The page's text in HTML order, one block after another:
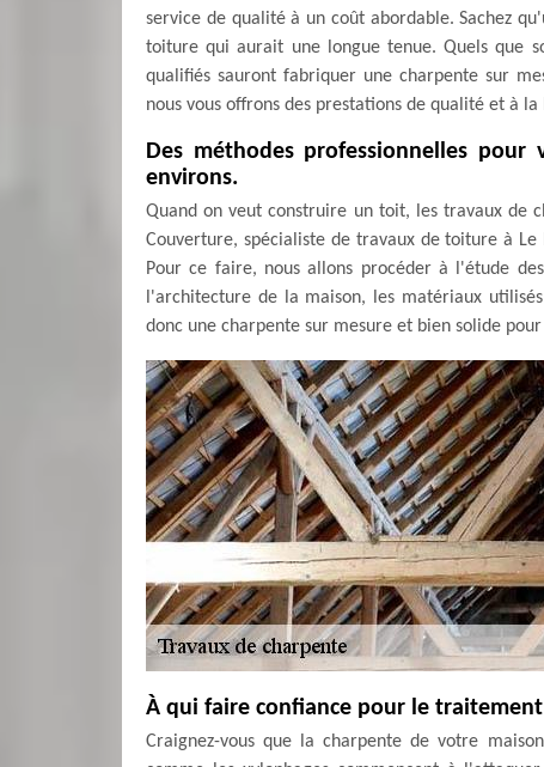
service de qualité à un coût abordable. Sachez
toiture qui aurait une longue tenue. Quels que
qualifiés sauront fabriquer une charpente sur
nous vous offrons des prestations de qualité et à
Des méthodes professionnelles
environs.
Quand on veut construire un toit, les travaux de
Couverture, spécialiste de travaux de toiture à
Pour ce faire, nous allons procéder à l'étude
l'architecture de la maison, les matériaux
donc une charpente sur mesure et bien solide
À qui faire confiance pour le
Craignez-vous que la charpente de votre